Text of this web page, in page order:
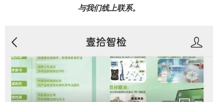
与我们线上联系。